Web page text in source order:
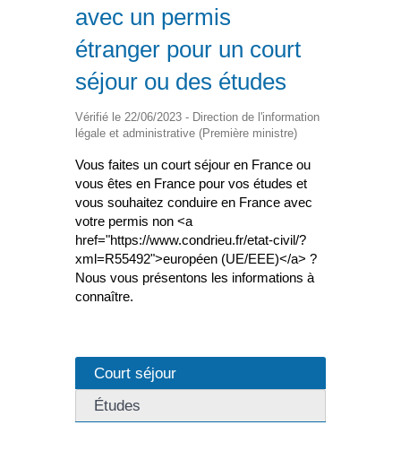
avec un permis
étranger pour un court
séjour ou des études
Vérifié le 22/06/2023 - Direction de l'information
légale et administrative (Première ministre)
Vous faites un court séjour en France ou
vous êtes en France pour vos études et
vous souhaitez conduire en France avec
votre permis non <a
href="https://www.condrieu.fr/etat-civil/?
xml=R55492">européen (UE/EEE)</a> ?
Nous vous présentons les informations à
connaître.
Court séjour
Études